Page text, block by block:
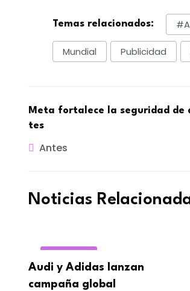
Temas relacionados:
Mundial Publicidad
Meta fortalece la seguridad de
tes
Antes
Noticias
Audi y Adidas lanzan
campaña global